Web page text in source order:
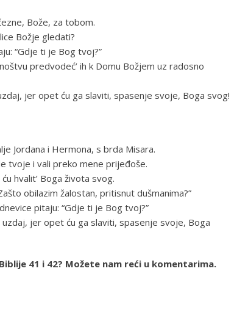
Bože, za tobom.
Božje gledati?
“Gdje ti je Bog tvoj?”
predvodeć’ ih k Domu Božjem uz radosno
jer opet ću ga slaviti, spasenje svoje, Boga svog!
Jordana i Hermona, s brda Misara.
tvoje i vali preko mene prijeđoše.
hvalit’ Boga života svog.
obilazim žalostan, pritisnut dušmanima?”
pitaju: “Gdje ti je Bog tvoj?”
jer opet ću ga slaviti, spasenje svoje, Boga
41 i 42? Možete nam reći u komentarima.